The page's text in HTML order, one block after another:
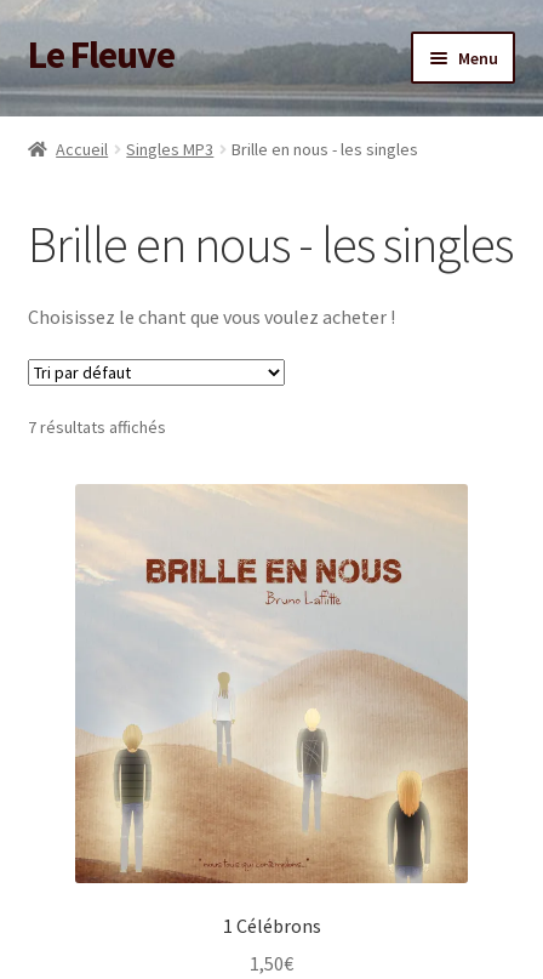
Aller
à
la
navigation
Aller
au
contenu
Le Fleuve Menu
Accueil
Ouvrir
menu
enfant
Boutique
Adhésion/Soutien
Mon compte
Accueil Singles MP3 Brille en nous - les singles
Brille en nous - les singles
Choisissez le chant que vous voulez acheter !
7 résultats affichés
1 Célébrons
1,50€